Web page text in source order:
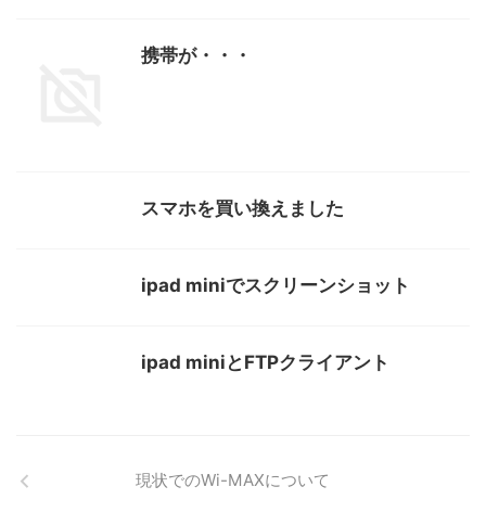
携帯が・・・
スマホを買い換えました
ipad miniでスクリーンショット
ipad miniとFTPクライアント
現状でのWi-MAXについて